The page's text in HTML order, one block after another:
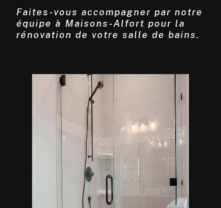
Faites-vous accompagner par notre
équipe à Maisons-Alfort pour la
rénovation de votre salle de bains.